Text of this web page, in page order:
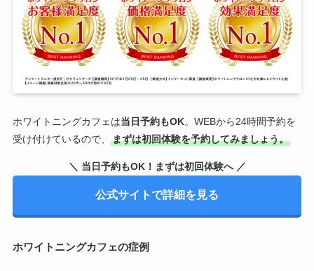
ホワイトニングカフェは当日予約もOK。WEBから24時間予約を
受け付けているので、
まずは初回体験を予約してみましょう。
＼ 当日予約もOK！まずは初回体験へ ／
公式サイトで詳細を見る
ホワイトニングカフェの症例